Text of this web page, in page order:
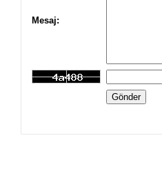
Mesaj: